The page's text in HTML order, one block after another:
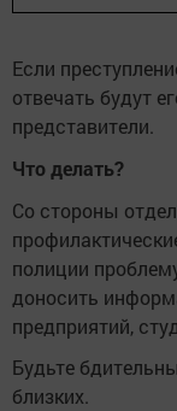
Если
отвечать будут
представители.
Что делать?
Со стороны
полиции
доносить
предприятий,
Будьте
близких.